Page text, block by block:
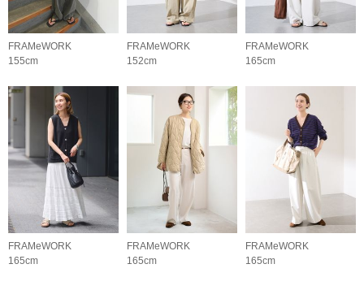
FRAMeWORK
155cm
FRAMeWORK
152cm
FRAMeWORK
165cm
FRAMeWORK
165cm
FRAMeWORK
165cm
FRAMeWORK
165cm